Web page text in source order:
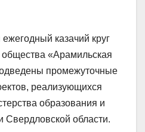
казачий круг
общества «Арамильская
промежуточные
реализующихся
образования и
Свердловской области.